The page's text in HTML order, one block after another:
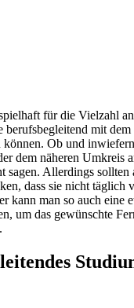
für die Vielzahl an
berufsbegleitend mit
können. Ob und
dem näheren Umkreis
sagen. Allerdings sollten
dass sie nicht täglich
kann man so auch eine
um das gewünschte